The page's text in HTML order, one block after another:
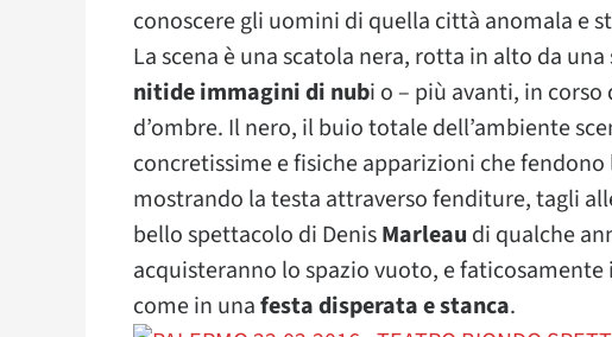
conoscere gli uomini di quella città anomala e
La scena è una scatola nera, rotta in alto da una
nitide immagini di nubi o – più avanti, in
d’ombre. Il nero, il buio totale dell’ambiente
concretissime e fisiche apparizioni che
mostrando la testa attraverso fenditure, tagli
bello spettacolo di DenisMarleau di qualche
acquisteranno lo spazio vuoto, e
come in unafesta disperata e stanca.